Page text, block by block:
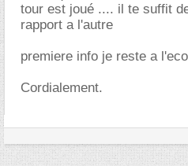
tour est joué .... il te suffit
rapport a l'autre
premiere info je reste a
Cordialement.